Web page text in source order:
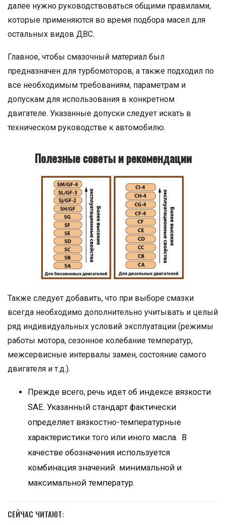
далее нужно руководствоваться общими правилами,
которые применяются во время подбора масел для
остальных видов ДВС.
Главное, чтобы смазочный материал был
предназначен для турбомоторов, а также подходил по
все необходимым требованиям, параметрам и
допускам для использования в конкретном
двигателе. Указанные допуски следует искать в
техническом руководстве к автомобилю.
Полезные советы и рекомендации
Также следует добавить, что при выборе смазки
всегда необходимо дополнительно учитывать и целый
ряд индивидуальных условий эксплуатации (режимы
работы мотора, сезонное колебание температур,
межсервисные интервалы замен, состояние самого
двигателя и т.д.).
Прежде всего, речь идет об индексе вязкости
SAE. Указанный стандарт фактически
определяет вязкостно-температурные
характеристики того или иного масла. В
качестве обозначения используется
комбинация значений минимальной и
максимальной температур.
СЕЙЧАС ЧИТАЮТ: